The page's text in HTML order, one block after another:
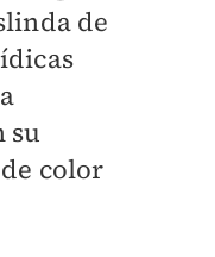
de
su
color